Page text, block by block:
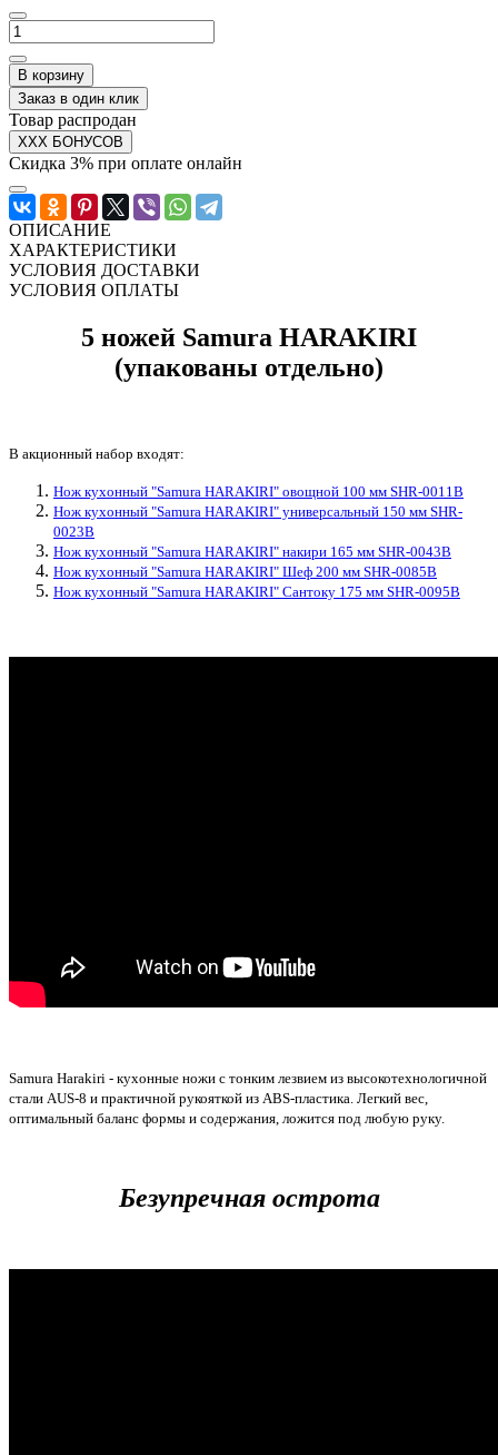
В корзину
Заказ в один клик
Товар распродан
XXX БОНУСОВ
Скидка 3% при оплате онлайн
ОПИСАНИЕ
ХАРАКТЕРИСТИКИ
УСЛОВИЯ ДОСТАВКИ
УСЛОВИЯ ОПЛАТЫ
5 ножей Samura HARAKIRI
(упакованы отдельно)
В акционный набор входят:
Нож кухонный "Samura HARAKIRI" овощной 100 мм SHR-0011B
Нож кухонный "Samura HARAKIRI" универсальный 150 мм SHR-
0023B
Нож кухонный "Samura HARAKIRI" накири 165 мм SHR-0043B
Нож кухонный "Samura HARAKIRI" Шеф 200 мм SHR-0085B
Нож кухонный "Samura HARAKIRI" Сантоку 175 мм SHR-0095B
Samura Harakiri - кухонные ножи с тонким лезвием из высокотехнологичной
стали AUS-8 и практичной рукояткой из ABS-пластика. Легкий вес,
оптимальный баланс формы и содержания, ложится под любую руку.
Безупречная острота